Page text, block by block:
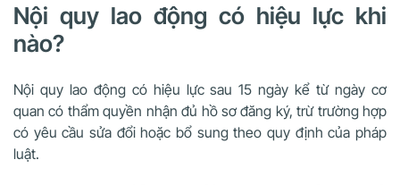
Nội quy lao động có hiệu lực khi
nào?
Nội quy lao động có hiệu lực sau 15 ngày kể từ ngày cơ
quan có thẩm quyền nhận đủ hồ sơ đăng ký, trừ trường hợp
có yêu cầu sửa đổi hoặc bổ sung theo quy định của pháp
luật.